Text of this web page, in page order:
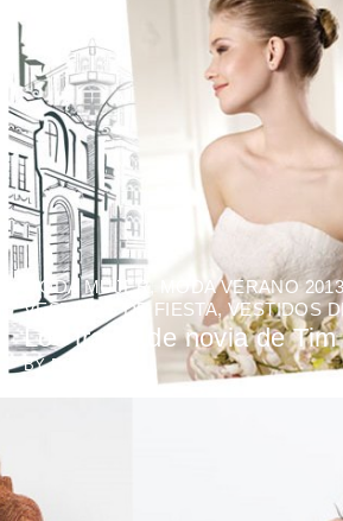
MODA MUJER MODA VERANO
VESTIDOS DE FIESTA,VESTIDOS
Los trajes de novia de
BYESTEVE